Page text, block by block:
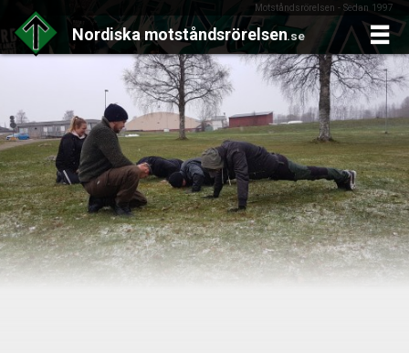
Motståndsrörelsen - Sedan 1997
Nordiska motståndsrörelsen.se
Skip
to
content